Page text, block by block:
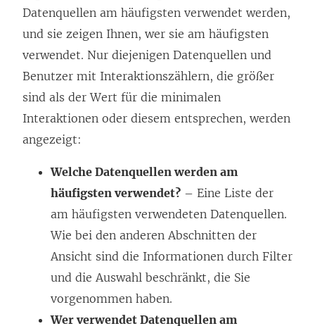
Datenquellen am häufigsten verwendet werden,
und sie zeigen Ihnen, wer sie am häufigsten
verwendet. Nur diejenigen Datenquellen und
Benutzer mit Interaktionszählern, die größer
sind als der Wert für die minimalen
Interaktionen oder diesem entsprechen, werden
angezeigt:
Welche Datenquellen werden am
häufigsten verwendet? – Eine Liste der
am häufigsten verwendeten Datenquellen.
Wie bei den anderen Abschnitten der
Ansicht sind die Informationen durch Filter
und die Auswahl beschränkt, die Sie
vorgenommen haben.
Wer verwendet Datenquellen am